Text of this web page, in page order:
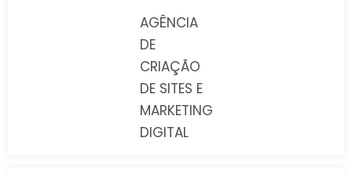
AGÊNCIA
DE
CRIAÇÃO
DE SITES E
MARKETING
DIGITAL